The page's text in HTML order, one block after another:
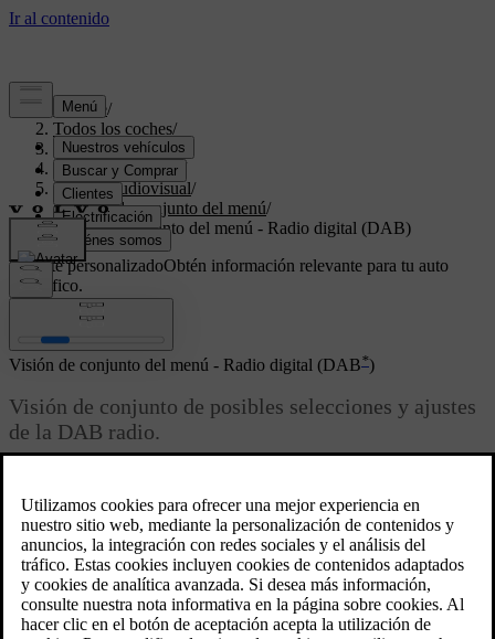
Soporte/
Todos los coches/
V70 2016 /
Manual de usuario
Sistema audiovisual/
Visión de conjunto del menú/
Visión de conjunto del menú - Radio digital (DAB)
Soporte personalizadoObtén información relevante para tu auto
específico.
Iniciar sesión
Visión de conjunto del menú - Radio digital (DAB*)
Visión de conjunto de posibles selecciones y ajustes
de la DAB radio.
Menú DAB*
Filtrado por tipo de
programa
Tipos de programación de radio
(PTY)
Ver
Artista/Título
Texto de radio
Texto de radio